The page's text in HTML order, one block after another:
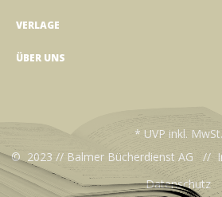
VERLAGE
ÜBER UNS
* UVP inkl. MwSt.
© 2023 // Balmer Bücherdienst AG //
Datenschutz